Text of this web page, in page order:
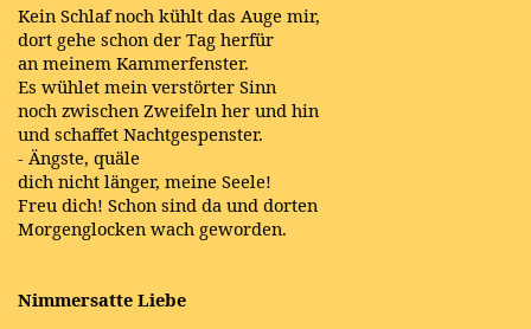
Kein Schlaf noch kühlt das Auge mir,
dort gehe schon der Tag herfür
an meinem Kammerfenster.
Es wühlet mein verstörter Sinn
noch zwischen Zweifeln her und hin
und schaffet Nachtgespenster.
- Ängste, quäle
dich nicht länger, meine Seele!
Freu dich! Schon sind da und dorten
Morgenglocken wach geworden.
Nimmersatte Liebe